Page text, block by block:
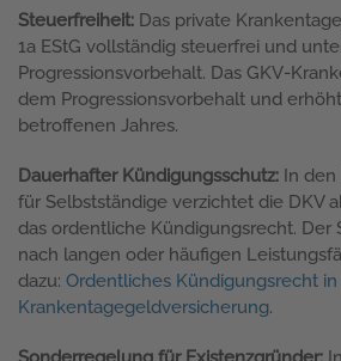
Steuerfreiheit: Das private
1a EStG vollständig steuerfrei und
Progressionsvorbehalt. Das GKV-
dem Progressionsvorbehalt und
betroffenen Jahres.
Dauerhafter Kündigungsschutz: In den
für Selbstständige verzichtet die DKV
das ordentliche Kündigungsrecht. Der
nach langen oder häufigen
dazu: Ordentliches Kündigungsrecht
Krankentagegeldversicherung.